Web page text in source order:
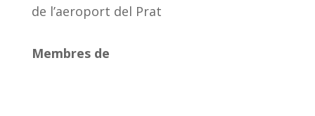
de l’aeroport del Prat
Membres de